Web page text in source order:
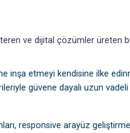
ve dijital çözümler üreten
inşa etmeyi kendisine ilke
güvene dayalı uzun vadeli
responsive arayüz